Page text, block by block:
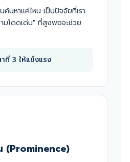
นหาแค่ไหน เป็นปัจจัยที่เรา
มโดดเด่น" ที่สูงพอจะช่วย
าที่ 3 ให้แข็งแรง
(Prominence)